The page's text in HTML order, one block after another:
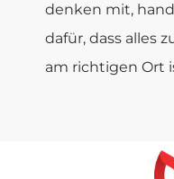
denken mit,
dafür, dass alles
am richtigen Ort